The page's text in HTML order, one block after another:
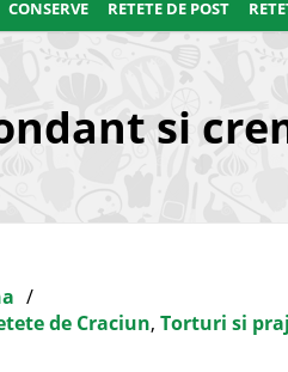
CONSERVE RETETE DE POST
si
de Craciun, Torturi si